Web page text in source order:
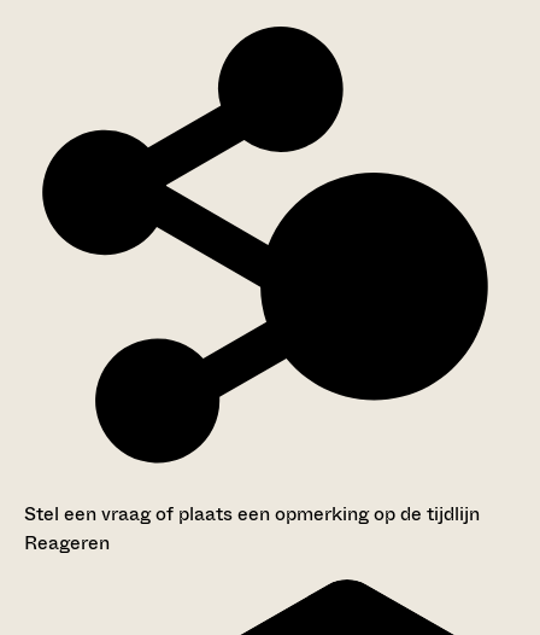
Stel een vraag of plaats een opmerking op de tijdlijn
Reageren